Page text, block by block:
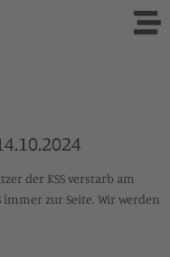
der KSS verstarb am
immer zur Seite. Wir werden